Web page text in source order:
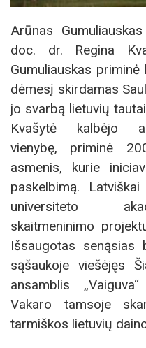
Arūnas
doc. dr. Regina
Gumuliauskas
dėmesį skirdamas
jo svarbą lietuvių
Kvašytė kalbėjo
vienybę, priminė
asmenis, kurie
paskelbimą.
universiteto
skaitmeninimo
Išsaugotas senąsias
sąšaukoje viešėjęs
ansamblis
Vakaro tamsoje
tarmiškos lietuvių